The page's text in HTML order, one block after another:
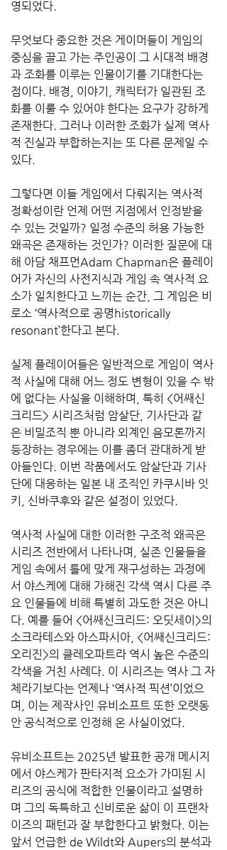
영되었다.
무엇보다 중요한 것은 게이머들이 게임의
중심을 끌고 가는 주인공이 그 시대적 배경
과 조화를 이루는 인물이기를 기대한다는
점이다. 배경, 이야기, 캐릭터가 일관된 조
화를 이룰 수 있어야 한다는 요구가 강하게
존재한다. 그러나 이러한 조화가 실제 역사
적 진실과 부합하는지는 또 다른 문제일 수
있다.
그렇다면 이들 게임에서 다뤄지는 역사적
정확성이란 언제 어떤 지점에서 인정받을
수 있는 것일까? 일정 수준의 허용 가능한
왜곡은 존재하는 것인가? 이러한 질문에 대
해 아담 채프먼Adam Chapman은 플레이
어가 자신의 사전지식과 게임 속 역사적 요
소가 일치한다고 느끼는 순간, 그 게임은 비
로소 ‘역사적으로 공명historically
resonant’한다고 본다.
실제 플레이어들은 일반적으로 게임이 역사
적 사실에 대해 어느 정도 변형이 있을 수 밖
에 없다는 사실을 이해하며, 특히 <어쌔신
크리드> 시리즈처럼 암살단, 기사단과 같
은 비밀조직 뿐 아니라 외계인 음모론까지
등장하는 경우에는 이를 좀더 관대하게 받
아들인다. 이번 작품에서도 암살단과 기사
단에 대응하는 일본 내 조직인 카쿠시바 잇
키, 신바쿠후와 같은 설정이 있었다.
역사적 사실에 대한 이러한 구조적 왜곡은
시리즈 전반에서 나타나며, 실존 인물들을
게임 속에서 틀에 맞게 재구성하는 과정에
서 야스케에 대해 가해진 각색 역시 다른 주
요 인물들에 비해 특별히 과도한 것은 아니
다. 예를 들어 <어쌔신크리드: 오딧세이>의
소크라테스와 아스파시아, <어쌔신크리드:
오리진>의 클레오파트라 역시 높은 수준의
각색을 거친 사례다. 이 시리즈는 역사 그 자
체라기보다는 언제나 ‘역사적 픽션’이었으
며, 이는 제작사인 유비소프트 또한 오랫동
안 공식적으로 인정해 온 사실이었다.
유비소프트는 2025년 발표한 공개 메시지
에서 야스케가 판타지적 요소가 가미된 시
리즈의 공식에 적합한 인물이라고 설명하
며 그의 독특하고 신비로운 삶이 이 프랜차
이즈의 패턴과 잘 부합한다고 밝혔다. 이는
앞서 언급한 de Wildt와 Aupers의 분석과